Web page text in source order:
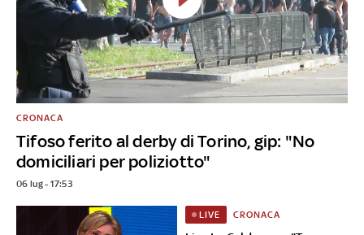
Tifoso ferito al derby di Torino, gip: "No
domiciliari per poliziotto"
CRONACA
06 lug - 17:53
LIVE CRONACA